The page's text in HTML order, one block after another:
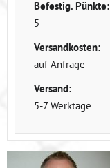
Befestig. Pünkte:
5
Versandkosten:
auf Anfrage
Versand:
5-7 Werktage